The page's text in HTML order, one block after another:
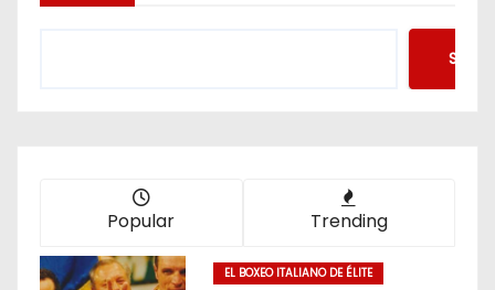
Popular Trending
EL BOXEO ITALIANO DE ÉLITE